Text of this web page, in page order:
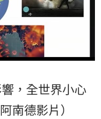
，全世界小心
南德影片）